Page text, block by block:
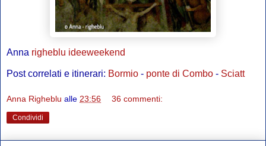
Anna righeblu ideeweekend
Post correlati e itinerari: Bormio - ponte di Combo - Sciatt
Anna Righeblu alle 23:56 36 commenti:
Condividi